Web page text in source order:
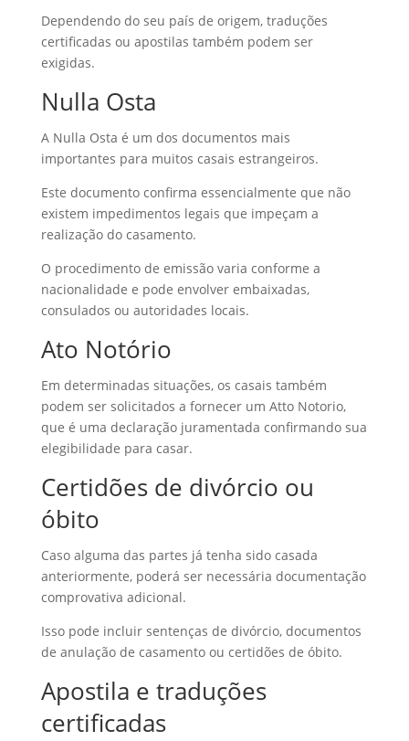
Dependendo do seu país de origem, traduções
certificadas ou apostilas também podem ser
exigidas.
Nulla Osta
A Nulla Osta é um dos documentos mais
importantes para muitos casais estrangeiros.
Este documento confirma essencialmente que não
existem impedimentos legais que impeçam a
realização do casamento.
O procedimento de emissão varia conforme a
nacionalidade e pode envolver embaixadas,
consulados ou autoridades locais.
Ato Notório
Em determinadas situações, os casais também
podem ser solicitados a fornecer um Atto Notorio,
que é uma declaração juramentada confirmando sua
elegibilidade para casar.
Certidões de divórcio ou
óbito
Caso alguma das partes já tenha sido casada
anteriormente, poderá ser necessária documentação
comprovativa adicional.
Isso pode incluir sentenças de divórcio, documentos
de anulação de casamento ou certidões de óbito.
Apostila e traduções
certificadas